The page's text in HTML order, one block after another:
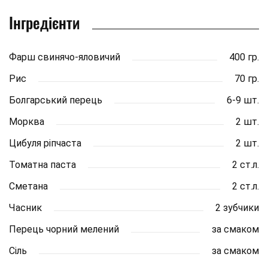
Інгредієнти
Фарш свинячо-яловичий
400 гр.
Рис
70 гр.
Болгарський перець
6-9 шт.
Морква
2 шт.
Цибуля ріпчаста
2 шт.
Томатна паста
2 ст.л.
Сметана
2 ст.л.
Часник
2 зубчики
Перець чорний мелений
за смаком
Сіль
за смаком